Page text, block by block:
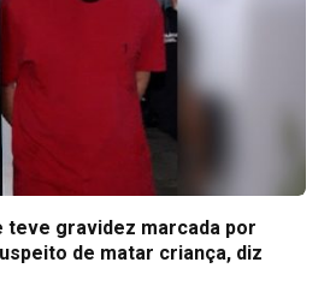
teve gravidez marcada por
de matar criança, diz